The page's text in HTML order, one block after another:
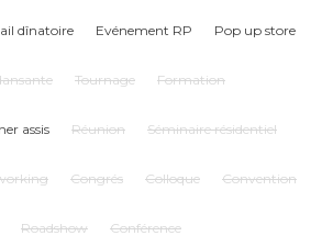
dînatoire Evénement RP Pop up store
Tournage Formation
assis Réunion Séminaire résidentiel
Congrés Colloque Convention
Roadshow Conférence